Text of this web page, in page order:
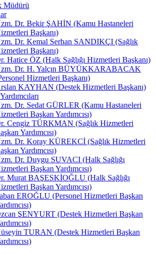
Müdürü
Dr. Bekir ŞAHİN (Kamu Hastaneleri
Başkanı)
Dr. Kemal Serhan SANDIKÇI (Sağlık
Başkanı)
Hatice ÖZ (Halk Sağlığı Hizmetleri Başkanı)
Dr. H. Yalçın BÜYÜKKARABACAK
Hizmetleri Başkanı)
KAYHAN (Destek Hizmetleri Başkanı)
Dr. Sedat GÜRLER (Kamu Hastaneleri
Başkan Yardımcısı)
Cengiz TÜRKMAN (Sağlık Hizmetleri
Yardımcısı)
Dr. Koray KÜREKCİ (Sağlık Hizmetleri
Yardımcısı)
Dr. Duygu SUVACI (Halk Sağlığı
Başkan Yardımcısı)
Murat BAŞESKİOĞLU (Halk Sağlığı
Başkan Yardımcısı)
EROĞLU (Personel Hizmetleri Başkan
ŞENYURT (Destek Hizmetleri Başkan
TURAN (Destek Hizmetleri Başkan